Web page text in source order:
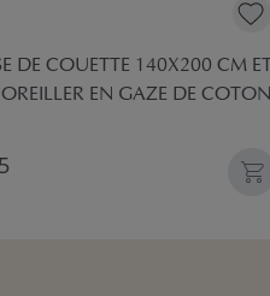
DE COUETTE 140X200 CM ET
EN GAZE DE COTON